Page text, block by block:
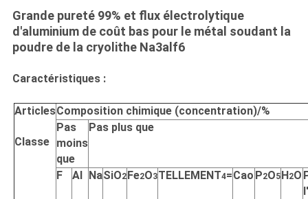
DE
CONFIDENTIALITÉ
Grande pureté 99% et flux électrolytique
d'aluminium de coût bas pour le métal soudant la
poudre de la cryolithe Na3alf6
Caractéristiques :
Articles
Classe
Composition chimique (concentration)/%
Pas
moins
que
Pas plus que
F Al NaSiO2 Fe2O3TELLEMENT4=Cao P2O5 H 2O